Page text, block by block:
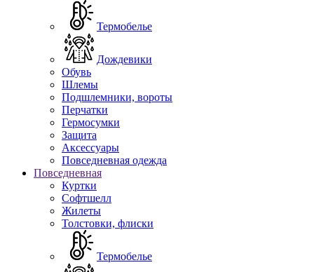
Термобелье
Дождевики
Обувь
Шлемы
Подшлемники, вороты
Перчатки
Гермосумки
Защита
Аксессуары
Повседневная одежда
Повседневная
Куртки
Софтшелл
Жилеты
Толстовки, флиски
Термобелье